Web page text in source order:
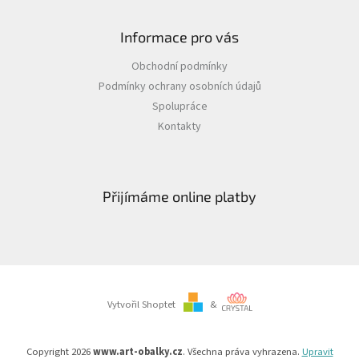
Informace pro vás
Obchodní podmínky
Podmínky ochrany osobních údajů
Spolupráce
Kontakty
Přijímáme online platby
Vytvořil Shoptet &
Copyright 2026www.art-obalky.cz. Všechna práva vyhrazena. Upravit